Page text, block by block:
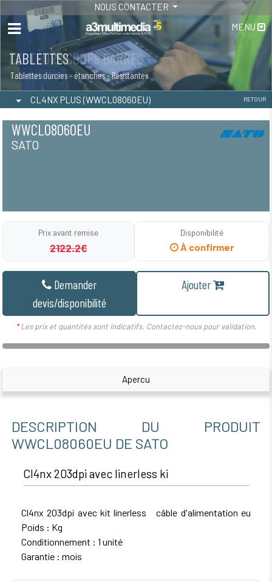
NOUS CONTACTER
MENU
TABLETTES
Tablettes durcies - étanches - Résistantes
CL4NX PLUS (WWCL08060EU) RETOUR
WWCL08060EU
SATO
Prix avant remise
2122.2€
Disponibilité
À confirmer
Demander
devis/disponibilité
Ajouter
*Les prix et quantités sont indicatifs. Contactez-nous pour validation.
Apercu
DESCRIPTION DU PRODUIT
WWCL08060EU DE SATO
Cl4nx 203dpi avec linerless ki
Cl4nx 203dpi avec kit linerless câble d'alimentation eu
Poids : Kg
Conditionnement : 1 unité
Garantie : mois